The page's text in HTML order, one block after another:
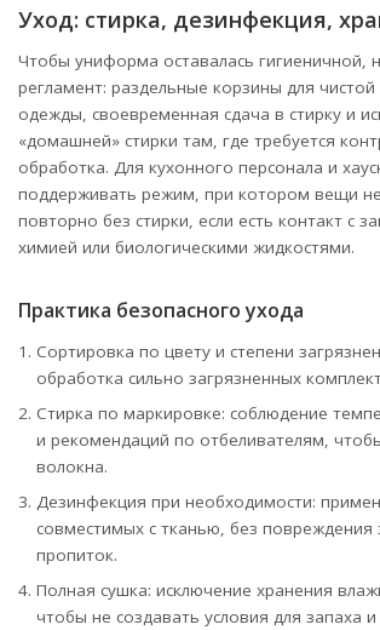
Уход: стирка, дезинфекция,
Чтобы униформа оставалась гигиеничной,
регламент: раздельные корзины для чистой
одежды, своевременная сдача в стирку и
«домашней» стирки там, где требуется
обработка. Для кухонного персонала и
поддерживать режим, при котором вещи не
повторно без стирки, если есть контакт с
химией или биологическими жидкостями.
Практика безопасного ухода
Сортировка по цвету и степени
обработка сильно загрязненных
Стирка по маркировке: соблюдение
и рекомендаций по отбеливателям,
волокна.
Дезинфекция при необходимости:
совместимых с тканью, без
пропиток.
Полная сушка: исключение хранения
чтобы не создавать условия для запаха